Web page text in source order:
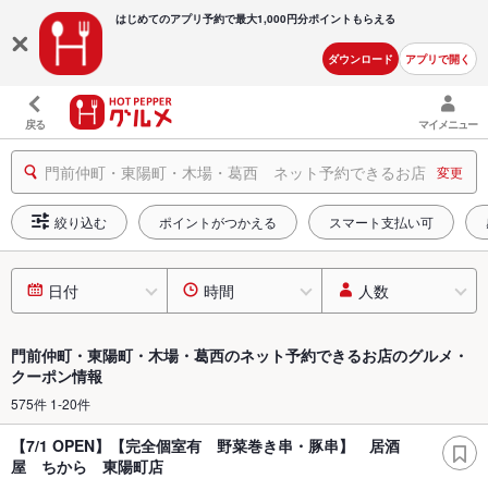
はじめてのアプリ予約で最大1,000円分ポイントもらえる
ダウンロード アプリで開く
戻る マイメニュー
門前仲町・東陽町・木場・葛西 ネット予約できるお店 変更
絞り込む ポイントがつかえる スマート支払い可
日付 時間 人数
門前仲町・東陽町・木場・葛西のネット予約できるお店のグルメ・
クーポン情報
575件 1-20件
【7/1 OPEN】【完全個室有 野菜巻き串・豚串】 居酒
屋 ちから 東陽町店